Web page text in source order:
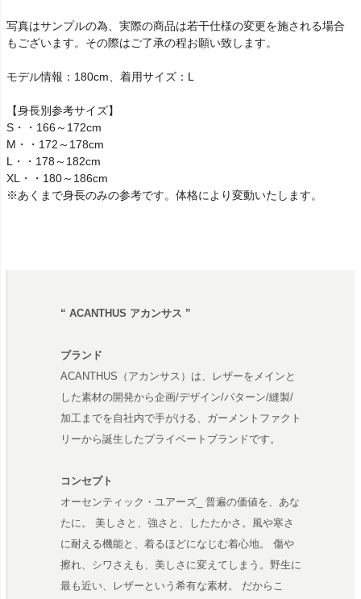
写真はサンプルの為、実際の商品は若干仕様の変更を施される場合
もございます。その際はご了承の程お願い致します。
モデル情報：180cm、着用サイズ：L
【身長別参考サイズ】
S・・166～172cm
M・・172～178cm
L・・178～182cm
XL・・180～186cm
※あくまで身長のみの参考です。体格により変動いたします。
“ ACANTHUS アカンサス ”
ブランド
ACANTHUS（アカンサス）は、レザーをメインと
した素材の開発から企画/デザイン/パターン/縫製/
加工までを自社内で手がける、ガーメントファクト
リーから誕生したプライベートブランドです。
コンセプト
オーセンティック・ユアーズ_ 普遍の価値を、あな
たに。 美しさと、強さと、したたかさ。風や寒さ
に耐える機能と、着るほどになじむ着心地。 傷や
擦れ、シワさえも、美しさに変えてしまう。野生に
最も近い、レザーという希有な素材。 だからこ